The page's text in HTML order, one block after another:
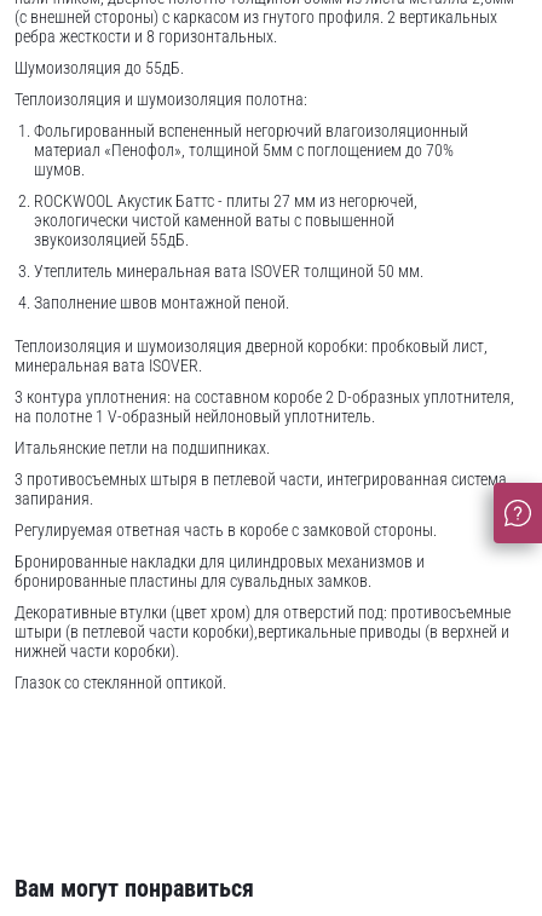
(с внешней стороны) c каркасом из гнутого профиля. 2 вертикальных
ребра жесткости и 8 горизонтальных.
Шумоизоляция до 55дБ.
Теплоизоляция и шумоизоляция полотна:
Фольгированный вспененный негорючий влагоизоляционный
материал «Пенофол», толщиной 5мм с поглощением до 70%
шумов.
ROCKWOOL Акустик Баттс - плиты 27 мм из негорючей,
экологически чистой каменной ваты с повышенной
звукоизоляцией 55дБ.
Утеплитель минеральная вата ISOVER толщиной 50 мм.
Заполнение швов монтажной пеной.
Теплоизоляция и шумоизоляция дверной коробки: пробковый лист,
минеральная вата ISOVER.
3 контура уплотнения: на составном коробе 2 D-образных уплотнителя,
на полотне 1 V-образный нейлоновый уплотнитель.
Итальянские петли на подшипниках.
3 противосъемных штыря в петлевой части, интегрированная система
запирания.
Регулируемая ответная часть в коробе с замковой стороны.
Бронированные накладки для цилиндровых механизмов и
бронированные пластины для сувальдных замков.
Декоративные втулки (цвет хром) для отверстий под: противосъемные
штыри (в петлевой части коробки),вертикальные приводы (в верхней и
нижней части коробки).
Глазок со стеклянной оптикой.
Вам могут понравиться